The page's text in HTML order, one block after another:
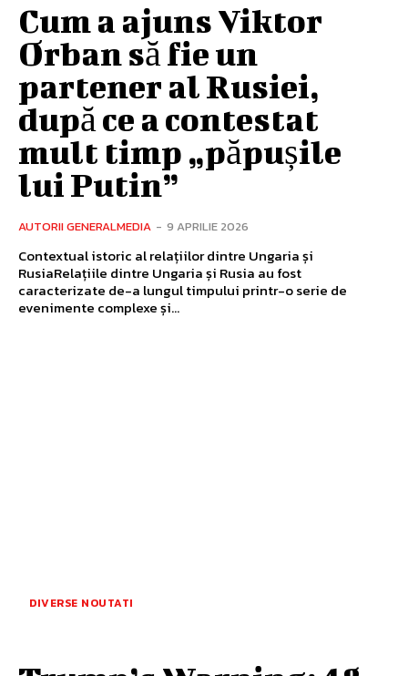
Cum a ajuns Viktor
Orban să fie un
partener al Rusiei,
după ce a contestat
mult timp „păpușile
lui Putin”
AUTORII GENERALMEDIA - 9 APRILIE 2026
Contextual istoric al relațiilor dintre Ungaria și
RusiaRelațiile dintre Ungaria și Rusia au fost
caracterizate de-a lungul timpului printr-o serie de
evenimente complexe și...
DIVERSE NOUTATI